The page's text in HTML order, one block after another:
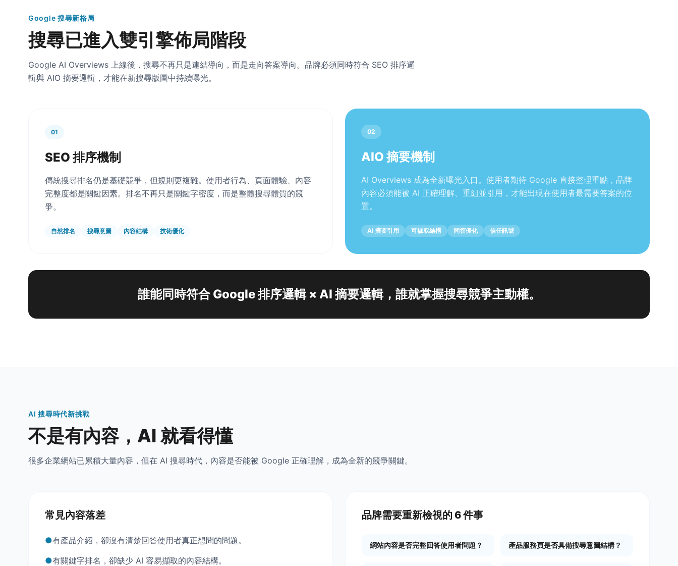
Google 搜尋新格局
搜尋已進入雙引擎佈局階段
Google AI Overviews 上線後，搜尋不再只是連結導向，而是走向答案導向。品牌必須同時符合 SEO 排序邏
輯與 AIO 摘要邏輯，才能在新搜尋版圖中持續曝光。
01
SEO 排序機制
傳統搜尋排名仍是基礎競爭，但規則更複雜。使用者行為、頁面體驗、內容
完整度都是關鍵因素。排名不再只是關鍵字密度，而是整體搜尋體質的競
爭。
自然排名 搜尋意圖 內容結構 技術優化
02
AIO 摘要機制
AI Overviews 成為全新曝光入口。使用者期待 Google 直接整理重點，品牌
內容必須能被 AI 正確理解、重組並引用，才能出現在使用者最需要答案的位
置。
AI 摘要引用 可擷取結構 問答優化 信任訊號
誰能同時符合 Google 排序邏輯 × AI 摘要邏輯，誰就掌握搜尋競爭主動權。
AI 搜尋時代新挑戰
不是有內容，AI 就看得懂
很多企業網站已累積大量內容，但在 AI 搜尋時代，內容是否能被 Google 正確理解，成為全新的競爭關鍵。
常見內容落差
●有產品介紹，卻沒有清楚回答使用者真正想問的問題。
●有關鍵字排名，卻缺少 AI 容易擷取的內容結構。
品牌需要重新檢視的 6 件事
網站內容是否完整回答使用者問題？ 產品服務頁是否具備搜尋意圖結構？